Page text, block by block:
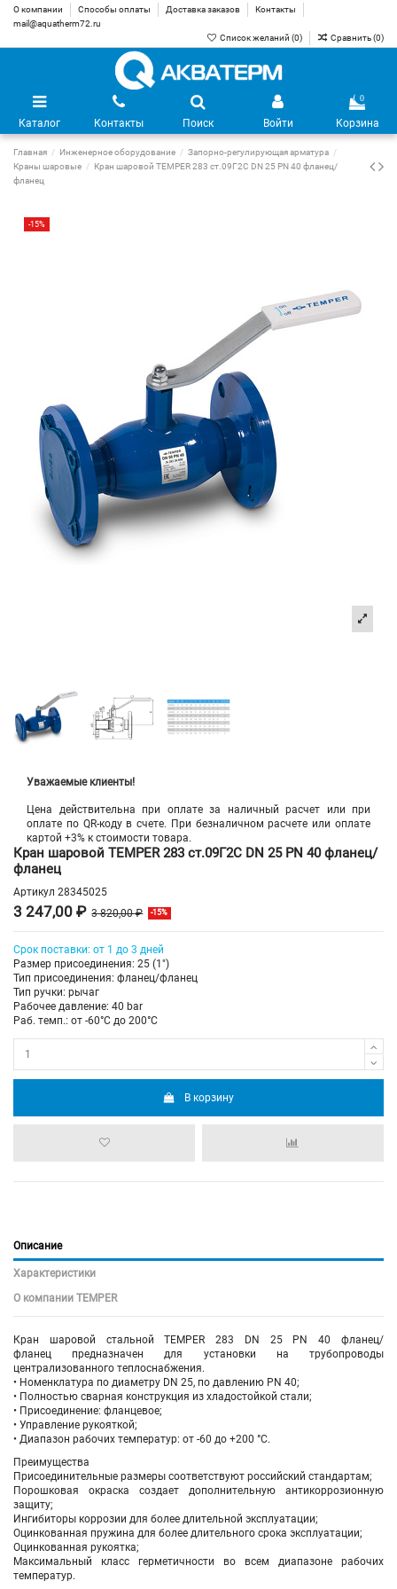
О компании Способы оплаты Доставка заказов
Контакты
mail@aquatherm72.ru
Список желаний (0) Сравнить (0)
Каталог Контакты Поиск Войти
0
Корзина
Главная Инженерное оборудование
Запорно-регулирующая арматура
Краны шаровые
Кран шаровой TEMPER 283 ст.09Г2С DN 25 PN 40 фланец/
фланец
-15%
Уважаемые клиенты!
Цена действительна при оплате за наличный расчет или при
оплате по QR-коду в счете. При безналичном расчете или оплате
картой +3% к стоимости товара.
Кран шаровой TEMPER 283 ст.09Г2С DN 25 PN 40 фланец/
фланец
Артикул 28345025
3 247,00 ₽ 3 820,00 ₽ -15%
Срок поставки: от 1 до 3 дней
Размер присоединения: 25 (1")
Тип присоединения: фланец/фланец
Тип ручки: рычаг
Рабочее давление: 40 bar
Раб. темп.: от -60°C до 200°C
В корзину
Описание
Характеристики
О компании TEMPER
Кран шаровой стальной TEMPER283 DN 25 PN 40 фланец/
фланец предназначен для установки на трубопроводы
централизованного теплоснабжения.
• Номенклатура по диаметру DN 25, по давлению PN 40;
• Полностью сварная конструкция из хладостойкой стали;
• Присоединение: фланцевое;
• Управление рукояткой;
• Диапазон рабочих температур: от -60 до +200 °С.
Преимущества
Присоединительные размеры соответствуют российский стандартам;
Порошковая окраска создает дополнительную антикоррозионную
защиту;
Ингибиторы коррозии для более длительной эксплуатации;
Оцинкованная пружина для более длительного срока эксплуатации;
Оцинкованная рукоятка;
Максимальный класс герметичности во всем диапазоне рабочих
температур.